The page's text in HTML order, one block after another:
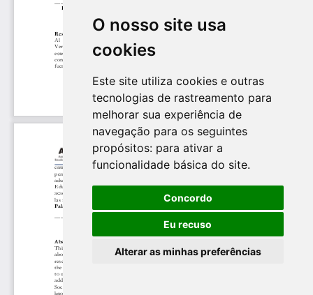
O nosso site usa
cookies
Este site utiliza cookies e outras
tecnologias de rastreamento para
melhorar sua experiência de
navegação para os seguintes
propósitos: para ativar a
funcionalidade básica do site.
Concordo
Eu recuso
Alterar as minhas preferências